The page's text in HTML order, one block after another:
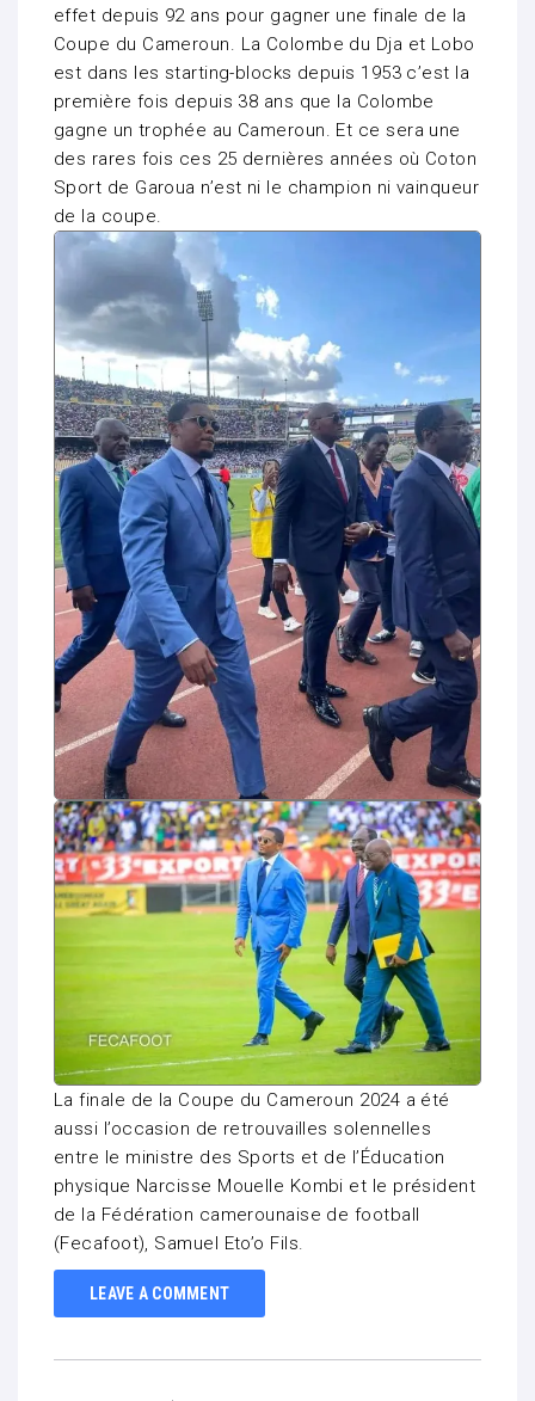
effet depuis 92 ans pour gagner une finale de la
Coupe du Cameroun. La Colombe du Dja et Lobo
est dans les starting-blocks depuis 1953 c’est la
première fois depuis 38 ans que la Colombe
gagne un trophée au Cameroun. Et ce sera une
des rares fois ces 25 dernières années où Coton
Sport de Garoua n’est ni le champion ni vainqueur
de la coupe.
La finale de la Coupe du Cameroun 2024 a été
aussi l’occasion de retrouvailles solennelles
entre le ministre des Sports et de l’Éducation
physique Narcisse Mouelle Kombi et le président
de la Fédération camerounaise de football
(Fecafoot), Samuel Eto’o Fils.
LEAVE A COMMENT